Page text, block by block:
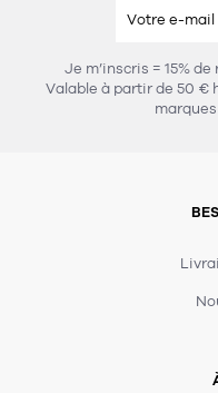
Je m’inscris = 15%
Valable à partir de 50 €